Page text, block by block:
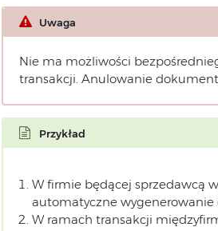
Uwaga
Nie ma możliwości
transakcji. Anulowanie
Przykład
W firmie będącej sprzedawcą
automatyczne
W ramach transakcji